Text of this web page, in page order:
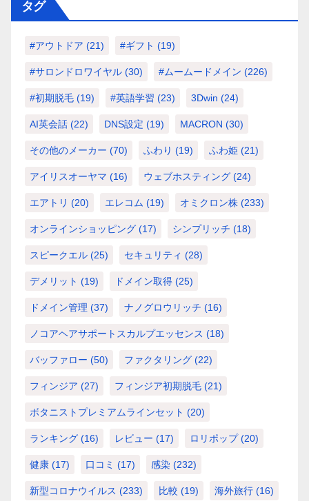
タグ
#アウトドア (21) #ギフト (19)
#サロンドロワイヤル (30) #ムームードメイン (226)
#初期脱毛 (19) #英語学習 (23) 3Dwin (24)
AI英会話 (22) DNS設定 (19) MACRON (30)
その他のメーカー (70) ふわり (19) ふわ姫 (21)
アイリスオーヤマ (16) ウェブホスティング (24)
エアトリ (20) エレコム (19) オミクロン株 (233)
オンラインショッピング (17) シンプリッチ (18)
スピークエル (25) セキュリティ (28)
デメリット (19) ドメイン取得 (25)
ドメイン管理 (37) ナノグロウリッチ (16)
ノコアヘアサポートスカルプエッセンス (18)
バッファロー (50) ファクタリング (22)
フィンジア (27) フィンジア初期脱毛 (21)
ボタニストプレミアムラインセット (20)
ランキング (16) レビュー (17) ロリポップ(20)
健康 (17) 口コミ (17) 感染 (232)
新型コロナウイルス (233) 比較 (19) 海外旅行 (16)